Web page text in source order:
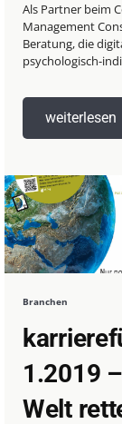
Als Partner beim
Management
Beratung, die
psychologisch-
weiterlesen
Branchen
1.2019
Welt